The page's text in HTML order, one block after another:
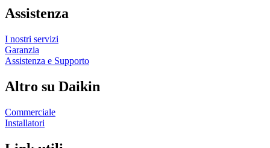
Assistenza
I nostri servizi
Garanzia
Assistenza e Supporto
Altro su Daikin
Commerciale
Installatori